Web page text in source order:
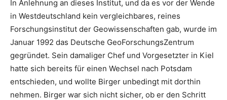
In Anlehnung an dieses Institut, und da es vor der Wende
in Westdeutschland kein vergleichbares, reines
Forschungsinstitut der Geowissenschaften gab, wurde im
Januar 1992 das Deutsche GeoForschungsZentrum
gegründet. Sein damaliger Chef und Vorgesetzter in Kiel
hatte sich bereits für einen Wechsel nach Potsdam
entschieden, und wollte Birger unbedingt mit dorthin
nehmen. Birger war sich nicht sicher, ob er den Schritt